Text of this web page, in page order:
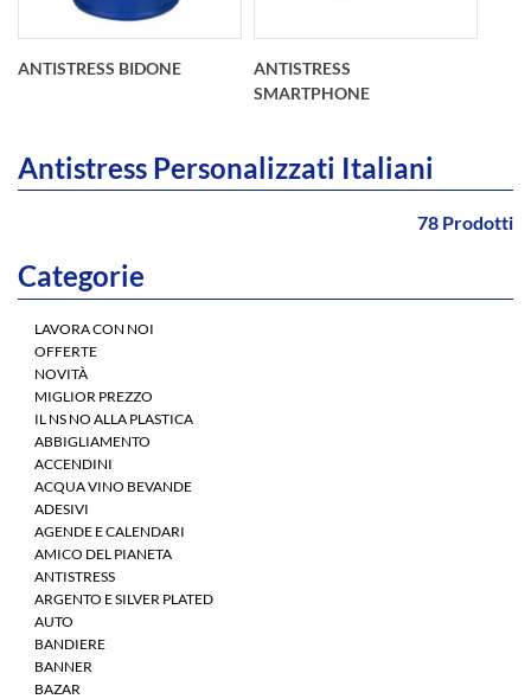
personalizzato
102x34x32 mm
Antistress bidone
personalizzato O 57
mm x 88 cm
ANTISTRESS BIDONE
Antistress
ANTISTRESS
SMARTPHONE
Antistress Personalizzati Italiani
78 Prodotti
Categorie
LAVORA CON NOI
OFFERTE
NOVITÀ
MIGLIOR PREZZO
IL NS NO ALLA PLASTICA
ABBIGLIAMENTO
ACCENDINI
ACQUA VINO BEVANDE
ADESIVI
AGENDE E CALENDARI
AMICO DEL PIANETA
ANTISTRESS
ARGENTO E SILVER PLATED
AUTO
BANDIERE
BANNER
BAZAR